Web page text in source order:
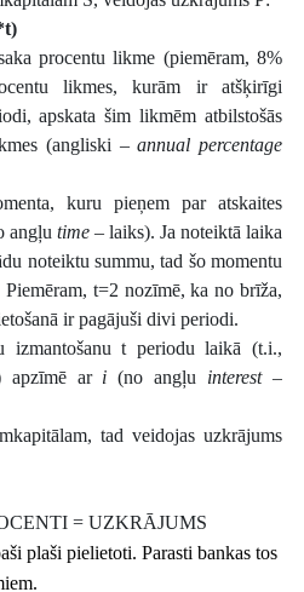
procentu likme (piemēram, 8%
likmes, kurām ir atšķirīgi
apskata šim likmēm atbilstošās
(angliski –annual percentage
kuru pieņem par atskaites
angļu time – laiks). Ja noteiktā laika
noteiktu summu, tad šo momentu
t=2 nozīmē, ka no brīža,
ir pagājuši divi periodi.
izmantošanu t periodu laikā (t.i.,
apzīmē ari (no angļu interest–
tad veidojas uzkrājums
= UZKRĀJUMS
plaši pielietoti. Parasti bankas tos